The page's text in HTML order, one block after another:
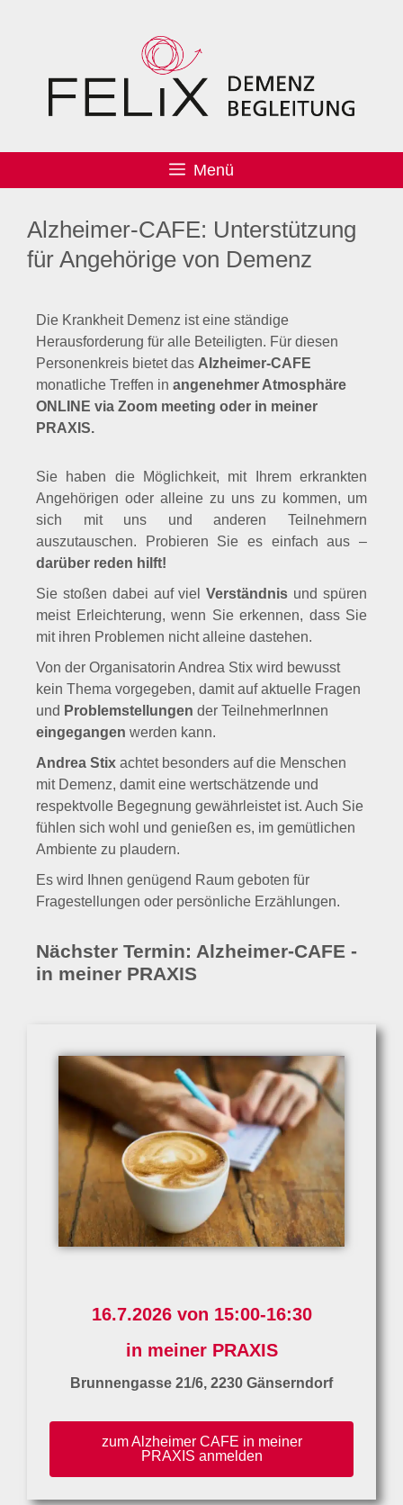
Menü
Alzheimer-CAFE: Unterstützung
für Angehörige von Demenz
Die Krankheit Demenz ist eine ständige
Herausforderung für alle Beteiligten. Für diesen
Personenkreis bietet das Alzheimer-CAFE
monatliche Treffen in angenehmer Atmosphäre
ONLINE via Zoom meeting oder in meiner
PRAXIS.
Sie haben die Möglichkeit, mit Ihrem erkrankten
Angehörigen oder alleine zu uns zu kommen, um
sich mit uns und anderen Teilnehmern
auszutauschen. Probieren Sie es einfach aus –
darüber reden hilft!
Sie stoßen dabei auf vielVerständnis und spüren
meist Erleichterung, wenn Sie erkennen, dass Sie
mit ihren Problemen nicht alleine dastehen.
Von der Organisatorin Andrea Stix wird bewusst
kein Thema vorgegeben, damit auf aktuelle Fragen
und Problemstellungen der TeilnehmerInnen
eingegangen werden kann.
Andrea Stix achtet besonders auf die Menschen
mit Demenz, damit eine wertschätzende und
respektvolle Begegnung gewährleistet ist. Auch Sie
fühlen sich wohl und genießen es, im gemütlichen
Ambiente zu plaudern.
Es wird Ihnen genügend Raum geboten für
Fragestellungen oder persönliche Erzählungen.
Nächster Termin: Alzheimer-CAFE -
in meiner PRAXIS
16.7.2026 von 15:00-16:30
in meiner PRAXIS
Brunnengasse 21/6, 2230 Gänserndorf
zum Alzheimer CAFE in meiner
PRAXIS anmelden